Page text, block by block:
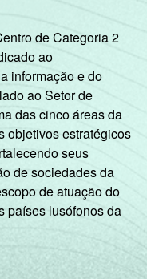
69 31 0
79 20
86 13 0
95 5 0
0
12
de Categoria 2
ao
informação e do
ao Setor de
das cinco áreas da
objetivos estratégicos
seus
de sociedades da
de atuação do
países lusófonos da